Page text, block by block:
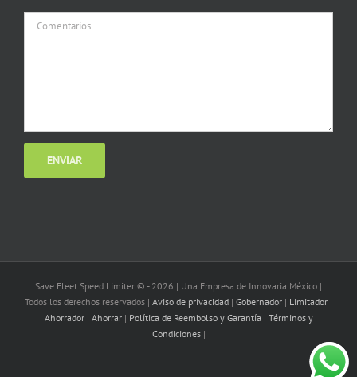
Save Fleet Speed Limiter © - 2026 | Una Empresa de Innovaria México |
Todos los derechos reservados | Aviso de privacidad | Gobernador | Limitador |
Ahorrador| Ahorrar| Política de Reembolso y Garantía | Términos y
Condiciones|